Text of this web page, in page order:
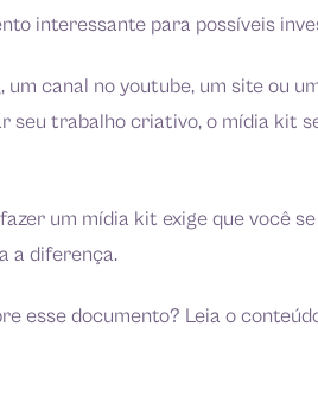
interessante para possíveis
canal no youtube, um site ou
seu trabalho criativo, o mídia kit
um mídia kit exige que você
a diferença.
esse documento? Leia o